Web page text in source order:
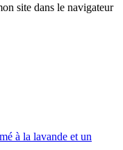
site dans le navigateur